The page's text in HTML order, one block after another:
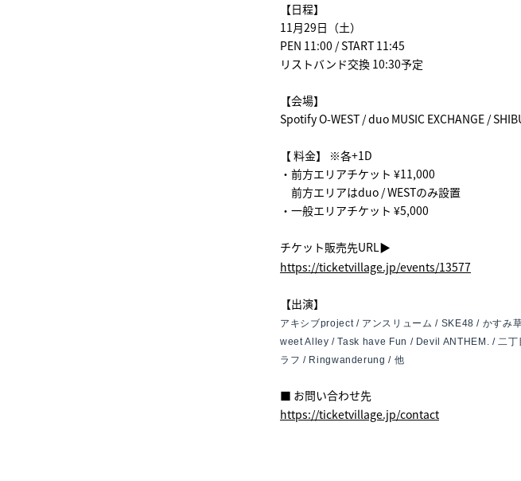
【日程】
11月29日（土）
PEN 11:00 / START 11:45
リストバンド交換 10:30予定
【会場】
Spotify O-WEST / duo MUSIC EXCHANGE /
【 料金】 ※各+1D
・前方エリアチケット ¥11,000
前方エリアはduo / WESTのみ設置
・一般エリアチケット ¥5,000
チケット販売先URL▶︎
https://ticketvillage.jp/events/13577
【出演】
アキシブproject / アンスリューム / SKE48 / かすみ
weet Alley / Task have Fun / Devil ANTHEM. / 二
ラフ / Ringwanderung / 他
■ お問い合わせ先
https://ticketvillage.jp/contact